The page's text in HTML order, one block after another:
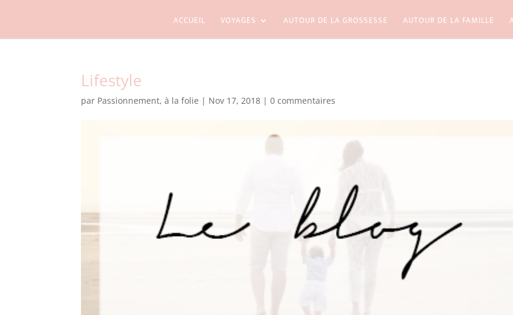
ACCUEIL VOYAGES AUTOUR DE LA GROSSESSE AUTOUR DE LA FAMILLE
Lifestyle
par Passionnement, à la folie | Nov 17, 2018 |0 commentaires